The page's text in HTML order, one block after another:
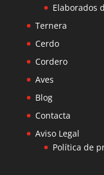
Elaborados
Ternera
Cerdo
Cordero
Aves
Blog
Contacta
Aviso Legal
Política de